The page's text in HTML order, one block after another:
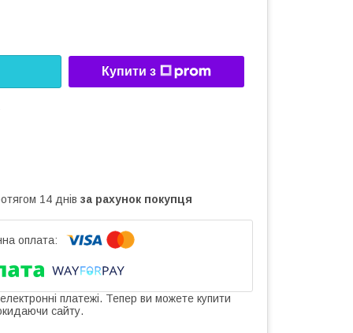
Купити з
14 днів за рахунок покупця
платежі. Тепер ви можете купити
сайту.